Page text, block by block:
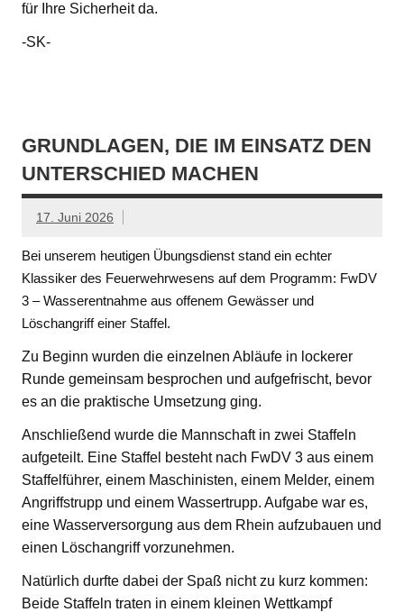
für Ihre Sicherheit da.
-SK-
GRUNDLAGEN, DIE IM EINSATZ DEN
UNTERSCHIED MACHEN
17. Juni 2026
Bei unserem heutigen Übungsdienst stand ein echter
Klassiker des Feuerwehrwesens auf dem Programm: FwDV
3 – Wasserentnahme aus offenem Gewässer und
Löschangriff einer Staffel.
Zu Beginn wurden die einzelnen Abläufe in lockerer
Runde gemeinsam besprochen und aufgefrischt, bevor
es an die praktische Umsetzung ging.
Anschließend wurde die Mannschaft in zwei Staffeln
aufgeteilt. Eine Staffel besteht nach FwDV 3 aus einem
Staffelführer, einem Maschinisten, einem Melder, einem
Angriffstrupp und einem Wassertrupp. Aufgabe war es,
eine Wasserversorgung aus dem Rhein aufzubauen und
einen Löschangriff vorzunehmen.
Natürlich durfte dabei der Spaß nicht zu kurz kommen:
Beide Staffeln traten in einem kleinen Wettkampf